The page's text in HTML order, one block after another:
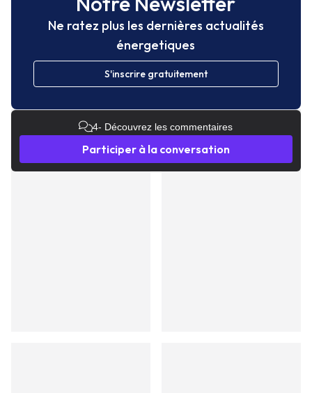
Ne ratez plus les dernières actualités
énergetiques
S'inscrire gratuitement
4- Découvrez les commentaires
Participer à la conversation